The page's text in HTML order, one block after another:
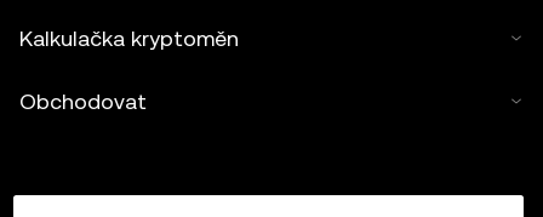
Kalkulačka kryptoměn
Obchodovat